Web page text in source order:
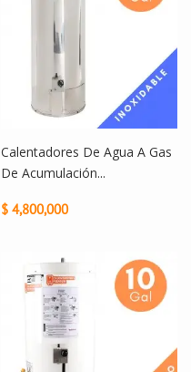
Calentadores De Agua A Gas
De Acumulación...
$ 4,800,000